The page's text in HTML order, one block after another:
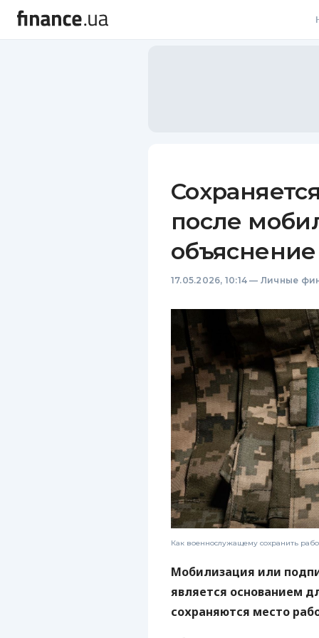
после
объяснение
17.05.2026, 10:14 — Личные
Как военнослужащему сохранить
Мобилизация или
является основанием
сохраняются место